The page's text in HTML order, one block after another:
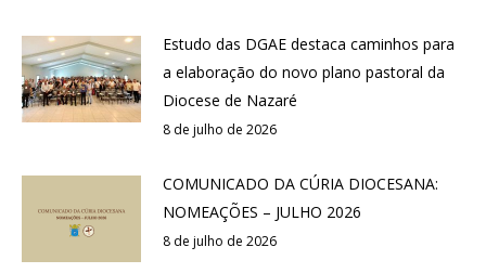
Estudo das DGAE destaca caminhos para
a elaboração do novo plano pastoral da
Diocese de Nazaré
8 de julho de 2026
COMUNICADO DA CÚRIA DIOCESANA:
NOMEAÇÕES – JULHO 2026
8 de julho de 2026